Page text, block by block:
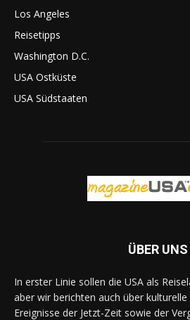
Los Angeles
Reisetipps
Washington D.C.
USA Ostküste
USA Südstaaten
ÜBER UNS
In erster Linie sollen die USA als
aber wir berichten auch über
Ereignisse der Jetzt-Zeit sowie der